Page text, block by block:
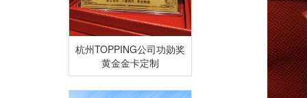
杭州TOPPING公司功勋奖
黄金金卡定制